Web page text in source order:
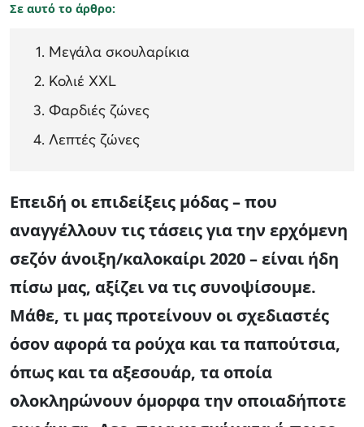
Σε αυτό το άρθρο:
Μεγάλα σκουλαρίκια
Κολιέ XXL
Φαρδιές ζώνες
Λεπτές ζώνες
Επειδή οι επιδείξεις μόδας – που
αναγγέλλουν τις τάσεις για την ερχόμενη
σεζόν άνοιξη/καλοκαίρι 2020 – είναι ήδη
πίσω μας, αξίζει να τις συνοψίσουμε.
Μάθε, τι μας προτείνουν οι σχεδιαστές
όσον αφορά τα ρούχα και τα παπούτσια,
όπως και τα αξεσουάρ, τα οποία
ολοκληρώνουν όμορφα την οποιαδήποτε